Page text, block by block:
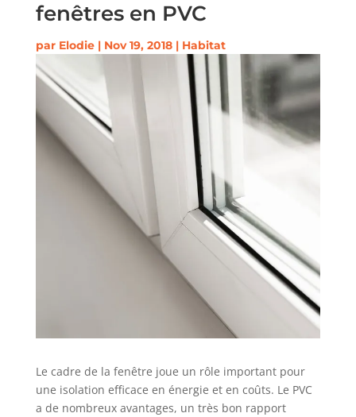
fenêtres en PVC
par Elodie| Nov 19, 2018| Habitat
Le cadre de la fenêtre joue un rôle important pour
une isolation efficace en énergie et en coûts. Le PVC
a de nombreux avantages, un très bon rapport